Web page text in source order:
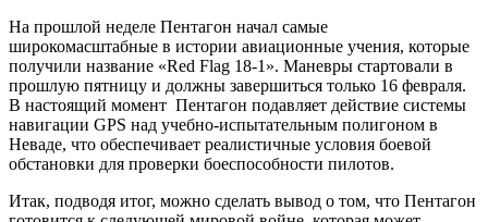
На прошлой неделе Пентагон начал самые
широкомасштабные в истории авиационные учения, которые
получили название «Red Flag 18-1». Маневры стартовали в
прошлую пятницу и должны завершиться только 16 февраля.
В настоящий момент Пентагон подавляет действие системы
навигации GPS над учебно-испытательным полигоном в
Неваде, что обеспечивает реалистичные условия боевой
обстановки для проверки боеспособности пилотов.
Итак, подводя итог, можно сделать вывод о том, что Пентагон